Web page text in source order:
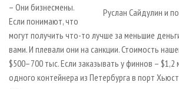
Руслан Сайдулин и
– Они бизнесмены.
Если понимают, что
могут получить что-то лучше за меньшие
вами. И плевали они на санкции. Стоимость
$500–700 тыс. Если заказывать у финнов – $1,2
одного контейнера из Петербурга в порт